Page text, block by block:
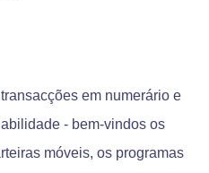
em numerário e
- bem-vindos os
móveis, os programas